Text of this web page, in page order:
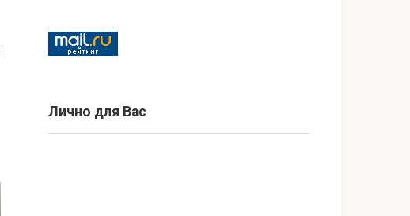
Лично для Вас